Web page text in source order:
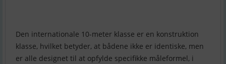
Den internationale 10-meter klasse er en konstruktion
klasse, hvilket betyder, at bådene ikke er identiske, men
er alle designet til at opfylde specifikke måleformel, i